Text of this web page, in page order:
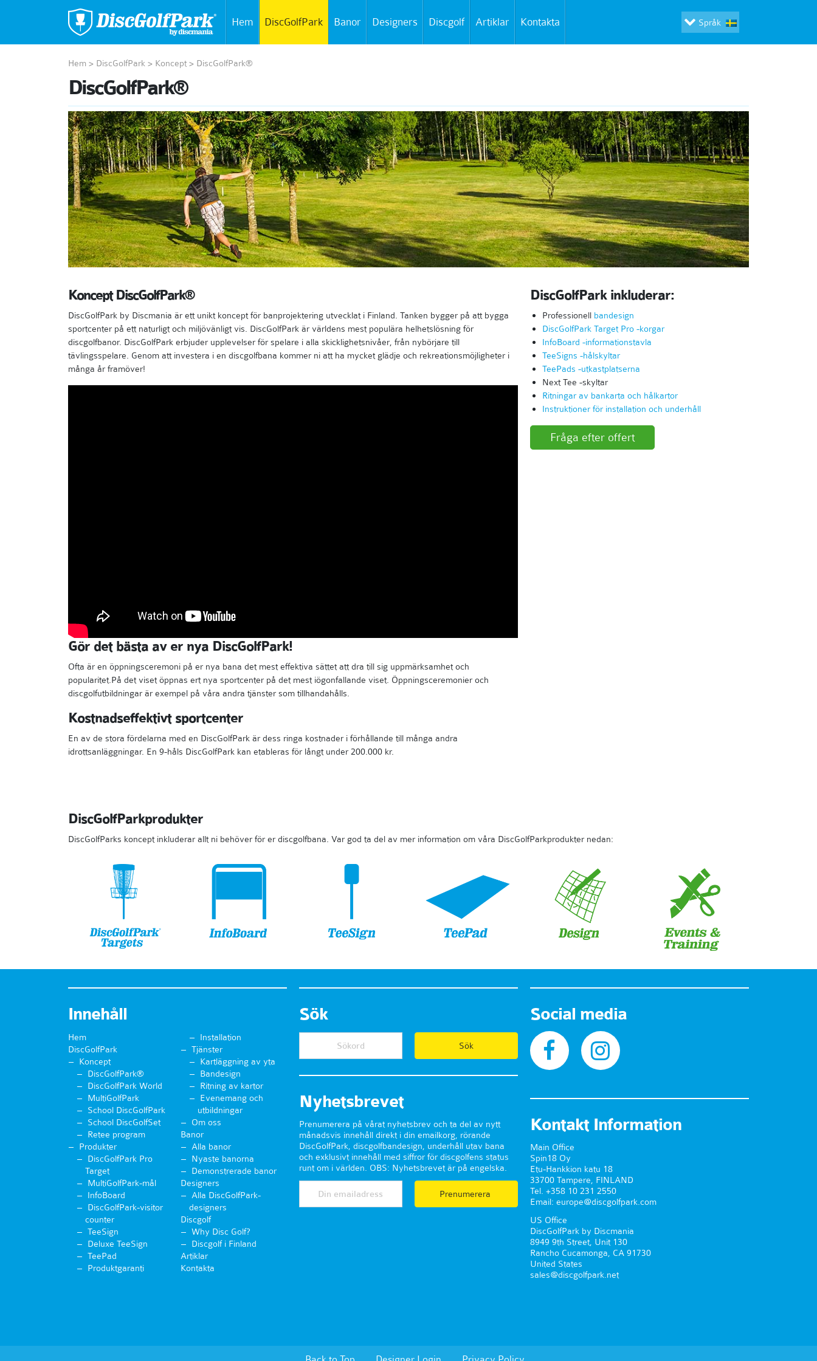
Hem DiscGolfPark Banor Designers Discgolf Artiklar Kontakta Språk
Hem > DiscGolfPark > Koncept > DiscGolfPark®
DiscGolfPark®
Koncept DiscGolfPark®
DiscGolfPark by Discmania är ett unikt koncept för banprojektering utvecklat i Finland. Tanken bygger på att bygga
sportcenter på ett naturligt och miljövänligt vis. DiscGolfPark är världens mest populära helhetslösning för
discgolfbanor. DiscGolfPark erbjuder upplevelser för spelare i alla skicklighetsnivåer, från nybörjare till
tävlingsspelare. Genom att investera i en discgolfbana kommer ni att ha mycket glädje och rekreationsmöjligheter i
många år framöver!
Gör det bästa av er nya DiscGolfPark!
Ofta är en öppningsceremoni på er nya bana det mest effektiva sättet att dra till sig uppmärksamhet och
popularitet.På det viset öppnas ert nya sportcenter på det mest iögonfallande viset. Öppningsceremonier och
discgolfutbildningar är exempel på våra andra tjänster som tillhandahålls.
Kostnadseffektivt sportcenter
En av de stora fördelarna med en DiscGolfPark är dess ringa kostnader i förhållande till många andra
idrottsanläggningar. En 9-håls DiscGolfPark kan etableras för långt under 200.000 kr.
DiscGolfPark inkluderar:
Professionell bandesign
DiscGolfPark Target Pro -korgar
InfoBoard -informationstavla
TeeSigns -hålskyltar
TeePads -utkastplatserna
Next Tee -skyltar
Ritningar av bankarta och hålkartor
Instruktioner för installation och underhåll
Fråga efter offert
DiscGolfParkprodukter
DiscGolfParks koncept inkluderar allt ni behöver för er discgolfbana. Var god ta del av mer information om våra DiscGolfParkprodukter nedan:
Innehåll
Hem
DiscGolfPark
Koncept
DiscGolfPark®
DiscGolfPark World
MultiGolfPark
School DiscGolfPark
School DiscGolfSet
Retee program
Produkter
DiscGolfPark Pro
Target
MultiGolfPark-mål
InfoBoard
DiscGolfPark-visitor
counter
TeeSign
Deluxe TeeSign
TeePad
Produktgaranti
Installation
Tjänster
Kartläggning av yta
Bandesign
Ritning av kartor
Evenemang och
utbildningar
Om oss
Banor
Alla banor
Nyaste banorna
Demonstrerade banor
Designers
Alla DiscGolfPark-
designers
Discgolf
Why Disc Golf?
Discgolf i Finland
Artiklar
Kontakta
Sök
Nyhetsbrevet
Prenumerera på vårat nyhetsbrev och ta del av nytt
månadsvis innehåll direkt i din emailkorg, rörande
DiscGolfPark, discgolfbandesign, underhåll utav bana
och exklusivt innehåll med siffror för discgolfens status
runt om i världen. OBS: Nyhetsbrevet är på engelska.
Prenumerera
Social media
Kontakt Information
Main Office
Spin18 Oy
Etu-Hankkion katu 18
33700 Tampere, FINLAND
Tel. +358 10 231 2550
Email: europe@discgolfpark.com
US Office
DiscGolfPark by Discmania
8949 9th Street, Unit 130
Rancho Cucamonga, CA 91730
United States
sales@discgolfpark.net